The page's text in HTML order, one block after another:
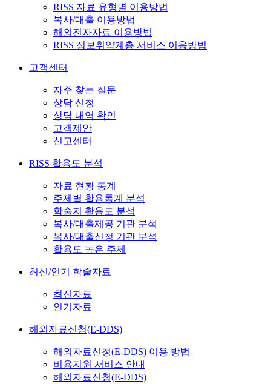
RISS 자료 유형별 이용방법
복사/대출 이용방법
해외전자자료 이용방법
RISS 정보취약계층 서비스 이용방법
고객센터
자주 찾는 질문
상담 신청
상담 내역 확인
고객제안
신고센터
RISS 활용도 분석
자료 현황 통계
주제별 활용통계 분석
학술지 활용도 분석
복사/대출제공 기관 분석
복사/대출신청 기관 분석
활용도 높은 주제
최신/인기 학술자료
최신자료
인기자료
해외자료신청(E-DDS)
해외자료신청(E-DDS) 이용 방법
비용지원 서비스 안내
해외자료신청(E-DDS)